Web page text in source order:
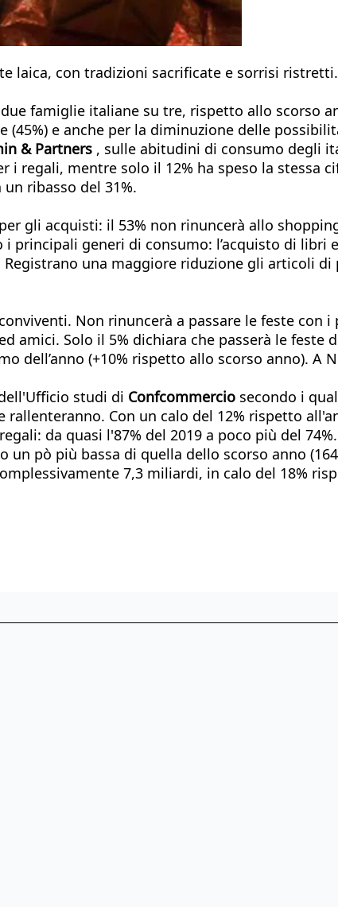
laica, con tradizioni sacrificate e sorrisi ristretti.
famiglie italiane su tre, rispetto allo scorso
e anche per la diminuzione delle
& Partners , sulle abitudini di consumo degli
regali, mentre solo il 12% ha speso la stessa
ribasso del 31%.
gli acquisti: il 53% non rinuncerà allo
principali generi di consumo: l’acquisto di
una maggiore riduzione gli articoli
Non rinuncerà a passare le feste con i
amici. Solo il 5% dichiara che passerà le feste
dell’anno (+10% rispetto allo scorso anno). A
studi di Confcommercio secondo i
Con un calo del 12% rispetto
da quasi l'87% del 2019 a poco più del
pò più bassa di quella dello scorso anno
7,3 miliardi, in calo del 18%